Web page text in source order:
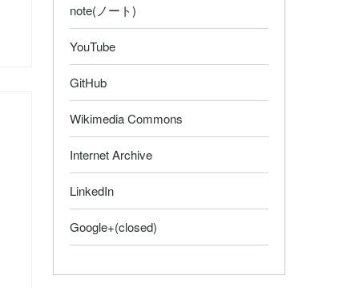
note(ノート)
YouTube
GitHub
Wikimedia Commons
Internet Archive
LinkedIn
Google+(closed)